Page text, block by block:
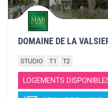
RESIDENCE VALOIS
STUDIO T1 T2
DEMANDE EN LIGNE